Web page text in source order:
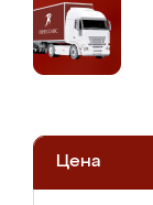
Цена